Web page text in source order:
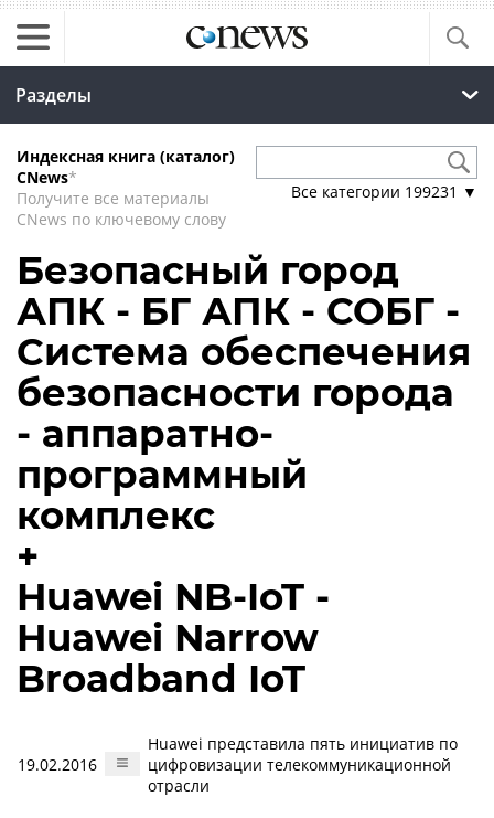
Разделы
Индексная книга (каталог)
CNews*
Получите все материалы
CNews по ключевому слову
Все категории 199231 ▼
Безопасный город
АПК - БГ АПК - СОБГ -
Система обеспечения
безопасности города
- аппаратно-
программный
комплекс
+
Huawei NB-IoT -
Huawei Narrow
Broadband IoT
19.02.2016
Huawei представила пять инициатив по
цифровизации телекоммуникационной
отрасли